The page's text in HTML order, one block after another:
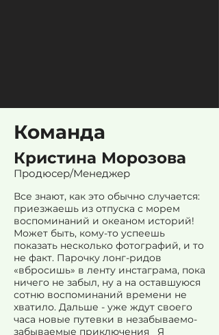
Команда
Кристина Морозова
Продюсер/Менеджер
Все знают, как это обычно случается:
приезжаешь из отпуска с морем
воспоминаний и океаном историй!
Может быть, кому-то успеешь
показать несколько фотографий, и то
не факт. Парочку лонг-ридов
«вбросишь» в ленту инстаграма, пока
ничего не забыл, ну а на оставшуюся
сотню воспоминаний времени не
хватило. Дальше - уже ждут своего
часа новые путевки в незабываемо-
забываемые приключения Я